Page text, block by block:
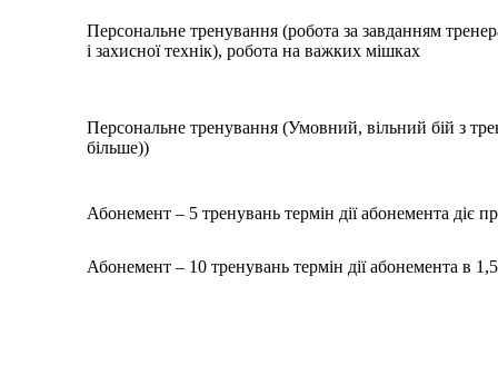
Персональне тренування (робота за завданням
і захисної технік), робота на важких мішках
Персональне тренування (Умовний, вільний бій з
більше))
Абонемент – 5 тренувань термін дії абонемента діє
Абонемент – 10 тренувань термін дії абонемента в 1,5